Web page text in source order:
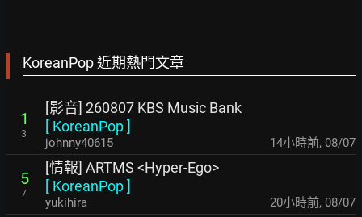
KoreanPop 近期熱門文章
1
3
[影音] 260807 KBS Music Bank
[ KoreanPop]
johnny40615 14小時前, 08/07
5
7
[情報] ARTMS <Hyper-Ego>
[ KoreanPop]
yukihira 20小時前, 08/07